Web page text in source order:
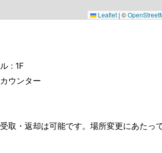
Leaflet | ©
: 1F
ウンター
取・返却は可能です。場所変更にあたっ